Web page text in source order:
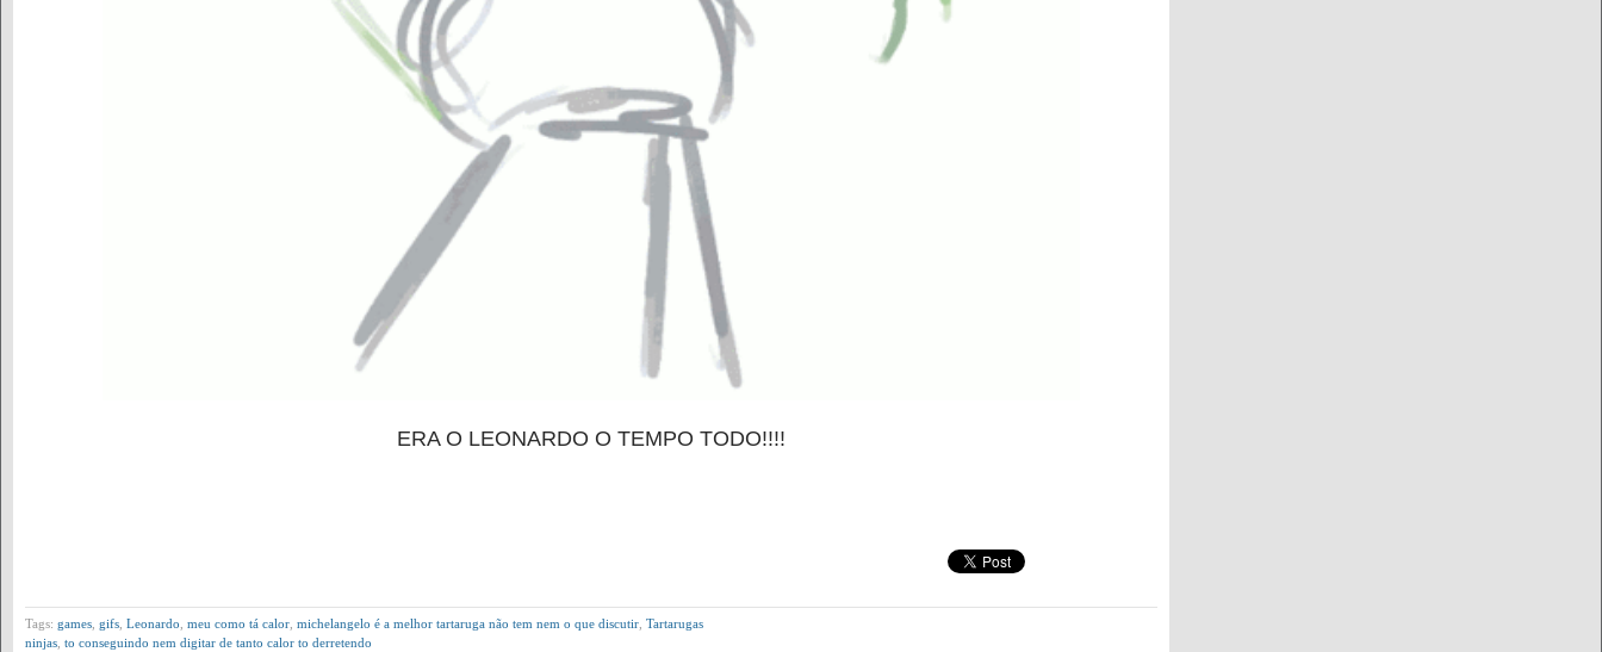
ERA O LEONARDO O TEMPO TODO!!!!
Tags: games gifs Leonardo meu como tá calor michelangelo é a melhor tartaruga não tem nem o que discutir Tartarugas
ninjas to conseguindo nem digitar de tanto calor to derretendo